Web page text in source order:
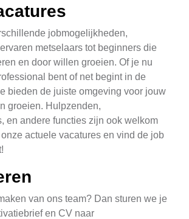
jobmogelijkheden,
metselaars tot beginners die
en door willen groeien. Of je nu
bent of net begint in de
bieden de juiste omgeving voor jouw
groeien. Hulpzenden,
en andere functies zijn ook welkom
actuele vacatures en vind de job
van ons team? Dan sturen we je
en CV naar